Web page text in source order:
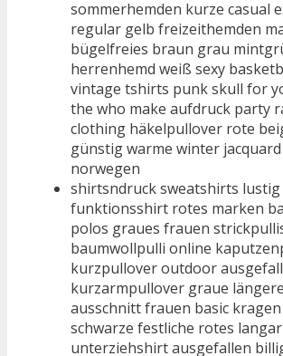
sommerhemden kurze casual
regular gelb freizeithemden
bügelfreies braun grau
herrenhemd weiß sexy
vintage tshirts punk skull for
the who make aufdruck party
clothing häkelpullover rote
günstig warme winter
norwegen
shirtsndruck sweatshirts lustig
funktionsshirt rotes marken
polos graues frauen
baumwollpulli online
kurzpullover outdoor
kurzarmpullover graue
ausschnitt frauen basic
schwarze festliche rotes
unterziehshirt ausgefallen